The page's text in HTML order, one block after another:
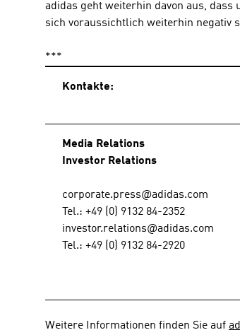
adidas geht weiterhin davon aus,
sich voraussichtlich weiterhin negativ
***
Kontakte:
Media Relations
Investor Relations
corporate.press@adidas.com
Tel.: +49 (0) 9132 84-2352
investor.relations@adidas.com
Tel.: +49 (0) 9132 84-2920
Weitere Informationen finden Sie auf